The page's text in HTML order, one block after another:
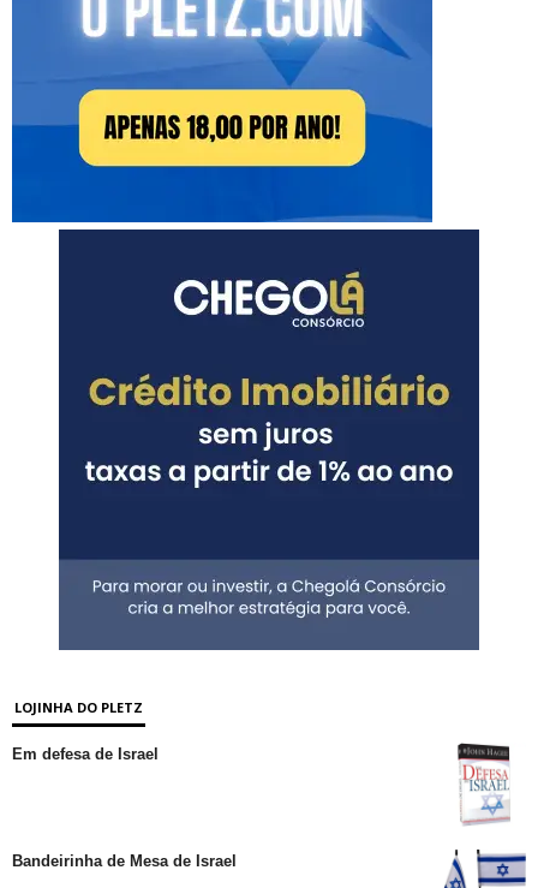
LOJINHA DO PLETZ
Em defesa de Israel
Bandeirinha de Mesa de Israel